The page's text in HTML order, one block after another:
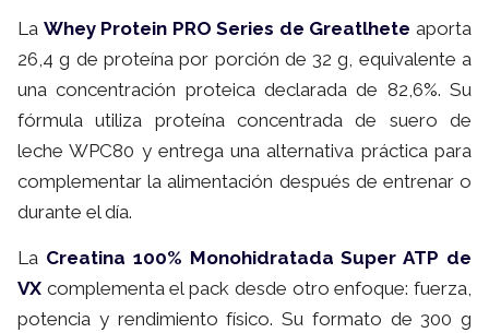
La Whey Protein PRO Series de Greatlhete aporta
26,4 g de proteína por porción de 32 g, equivalente a
una concentración proteica declarada de 82,6%. Su
fórmula utiliza proteína concentrada de suero de
leche WPC80 y entrega una alternativa práctica para
complementar la alimentación después de entrenar o
durante el día.
La Creatina 100% Monohidratada Super ATP de
VX complementa el pack desde otro enfoque: fuerza,
potencia y rendimiento físico. Su formato de 300 g